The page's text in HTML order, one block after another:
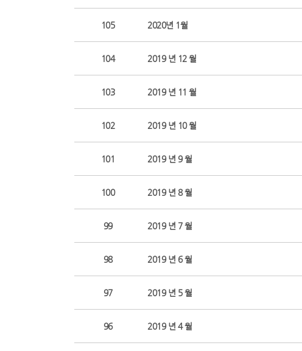
105 2020년 1월
104 2019 년 12 월
103 2019 년 11 월
102 2019 년 10 월
101 2019 년 9 월
100 2019 년 8 월
99 2019 년 7 월
98 2019 년 6 월
97 2019 년 5 월
96 2019 년 4 월